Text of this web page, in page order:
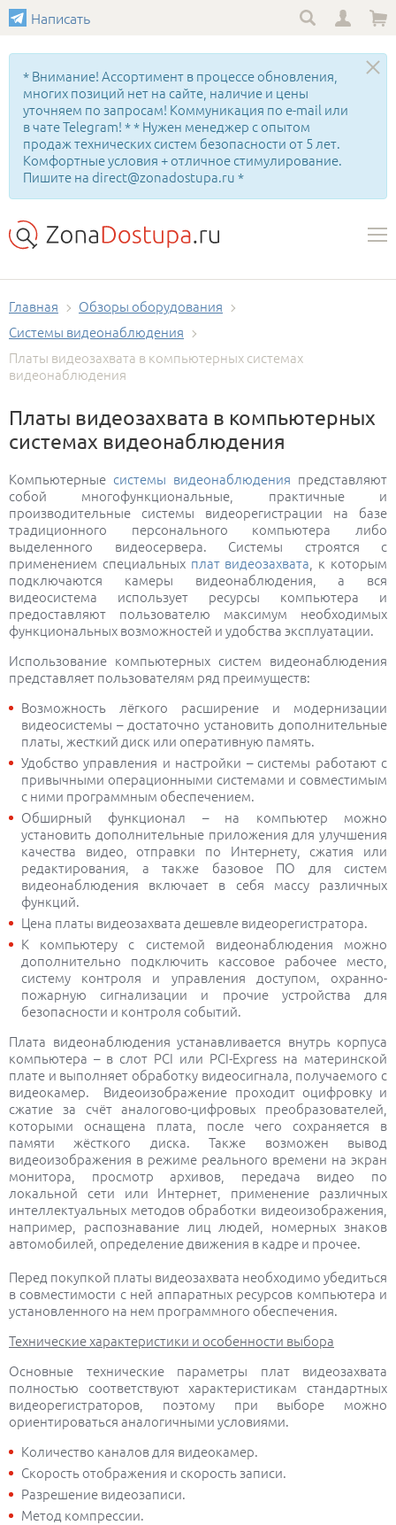
Написать
* Внимание! Ассортимент в процессе обновления,
многих позиций нет на сайте, наличие и цены
уточняем по запросам! Коммуникация по e-mail или
в чате Telegram! * * Нужен менеджер с опытом
продаж технических систем безопасности от 5 лет.
Комфортные условия + отличное стимулирование.
Пишите на direct@zonadostupa.ru *
Главная
Обзоры оборудования
Системы видеонаблюдения
Платы видеозахвата в компьютерных системах
видеонаблюдения
Платы видеозахвата в компьютерных
системах видеонаблюдения
Компьютерные системы видеонаблюдения представляют
собой многофункциональные, практичные и
производительные системы видеорегистрации на базе
традиционного персонального компьютера либо
выделенного видеосервера. Системы строятся с
применением специальных плат видеозахвата , к которым
подключаются камеры видеонаблюдения, а вся
видеосистема использует ресурсы компьютера и
предоставляют пользователю максимум необходимых
функциональных возможностей и удобства эксплуатации.
Использование компьютерных систем видеонаблюдения
представляет пользователям ряд преимуществ:
Возможность лёгкого расширение и модернизации
видеосистемы – достаточно установить дополнительные
платы, жесткий диск или оперативную память.
Удобство управления и настройки – системы работают с
привычными операционными системами и совместимым
с ними программным обеспечением.
Обширный функционал – на компьютер можно
установить дополнительные приложения для улучшения
качества видео, отправки по Интернету, сжатия или
редактирования, а также базовое ПО для систем
видеонаблюдения включает в себя массу различных
функций.
Цена платы видеозахвата дешевле видеорегистратора.
К компьютеру с системой видеонаблюдения можно
дополнительно подключить кассовое рабочее место,
систему контроля и управления доступом, охранно-
пожарную сигнализации и прочие устройства для
безопасности и контроля событий.
Плата видеонаблюдения устанавливается внутрь корпуса
компьютера – в слот PCI или PCI-Express на материнской
плате и выполняет обработку видеосигнала, получаемого с
видеокамер. Видеоизображение проходит оцифровку и
сжатие за счёт аналогово-цифровых преобразователей,
которыми оснащена плата, после чего сохраняется в
памяти жёсткого диска. Также возможен вывод
видеоизображения в режиме реального времени на экран
монитора, просмотр архивов, передача видео по
локальной сети или Интернет, применение различных
интеллектуальных методов обработки видеоизображения,
например, распознавание лиц людей, номерных знаков
автомобилей, определение движения в кадре и прочее.
Перед покупкой платы видеозахвата необходимо убедиться
в совместимости с ней аппаратных ресурсов компьютера и
установленного на нем программного обеспечения.
Технические характеристики и особенности выбора
Основные технические параметры плат видеозахвата
полностью соответствуют характеристикам стандартных
видеорегистраторов, поэтому при выборе можно
ориентироваться аналогичными условиями.
Количество каналов для видеокамер.
Скорость отображения и скорость записи.
Разрешение видеозаписи.
Метод компрессии.